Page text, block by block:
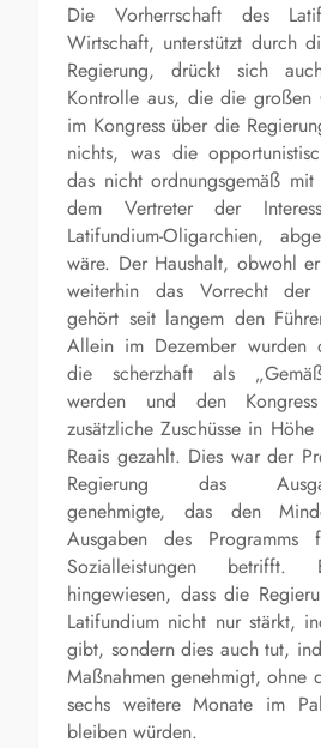
Die Vorherrschaft des
Wirtschaft, unterstützt durch
Regierung, drückt sich
Kontrolle aus, die die großen
im Kongress über die
nichts, was die
das nicht ordnungsgemäß
dem Vertreter der
Latifundium-Oligarchien,
wäre. Der Haushalt, obwohl
weiterhin das Vorrecht der
gehört seit langem den
Allein im Dezember wurden
die scherzhaft als
werden und den Kongress
zusätzliche Zuschüsse in
Reais gezahlt. Dies war der
Regierung das
genehmigte, das den
Ausgaben des Programms
Sozialleistungen
hingewiesen, dass die
Latifundium nicht nur stärkt,
gibt, sondern dies auch tut,
Maßnahmen genehmigt, ohne
sechs weitere Monate im
bleiben würden.